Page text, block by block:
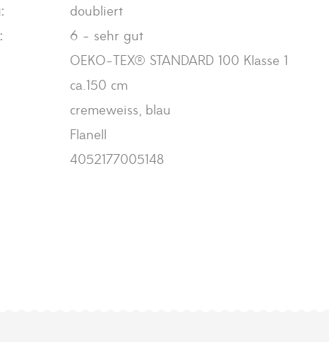
doubliert
6 - sehr gut
OEKO-TEX® STANDARD 100 Klasse 1
ca.150 cm
cremeweiss, blau
Flanell
4052177005148